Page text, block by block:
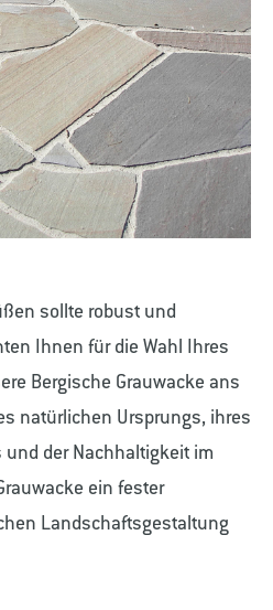
sollte robust und
Ihnen für die Wahl Ihres
Bergische Grauwacke ans
natürlichen Ursprungs, ihres
der Nachhaltigkeit im
ein fester
Landschaftsgestaltung